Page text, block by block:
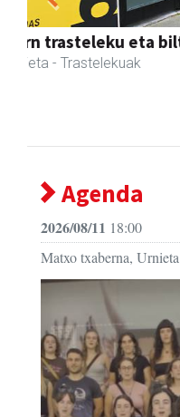
Guria
Urnieta - Jatetxeak
Previous
Agenda
2026/08/11 18:00
Matxo txaberna, Urnieta